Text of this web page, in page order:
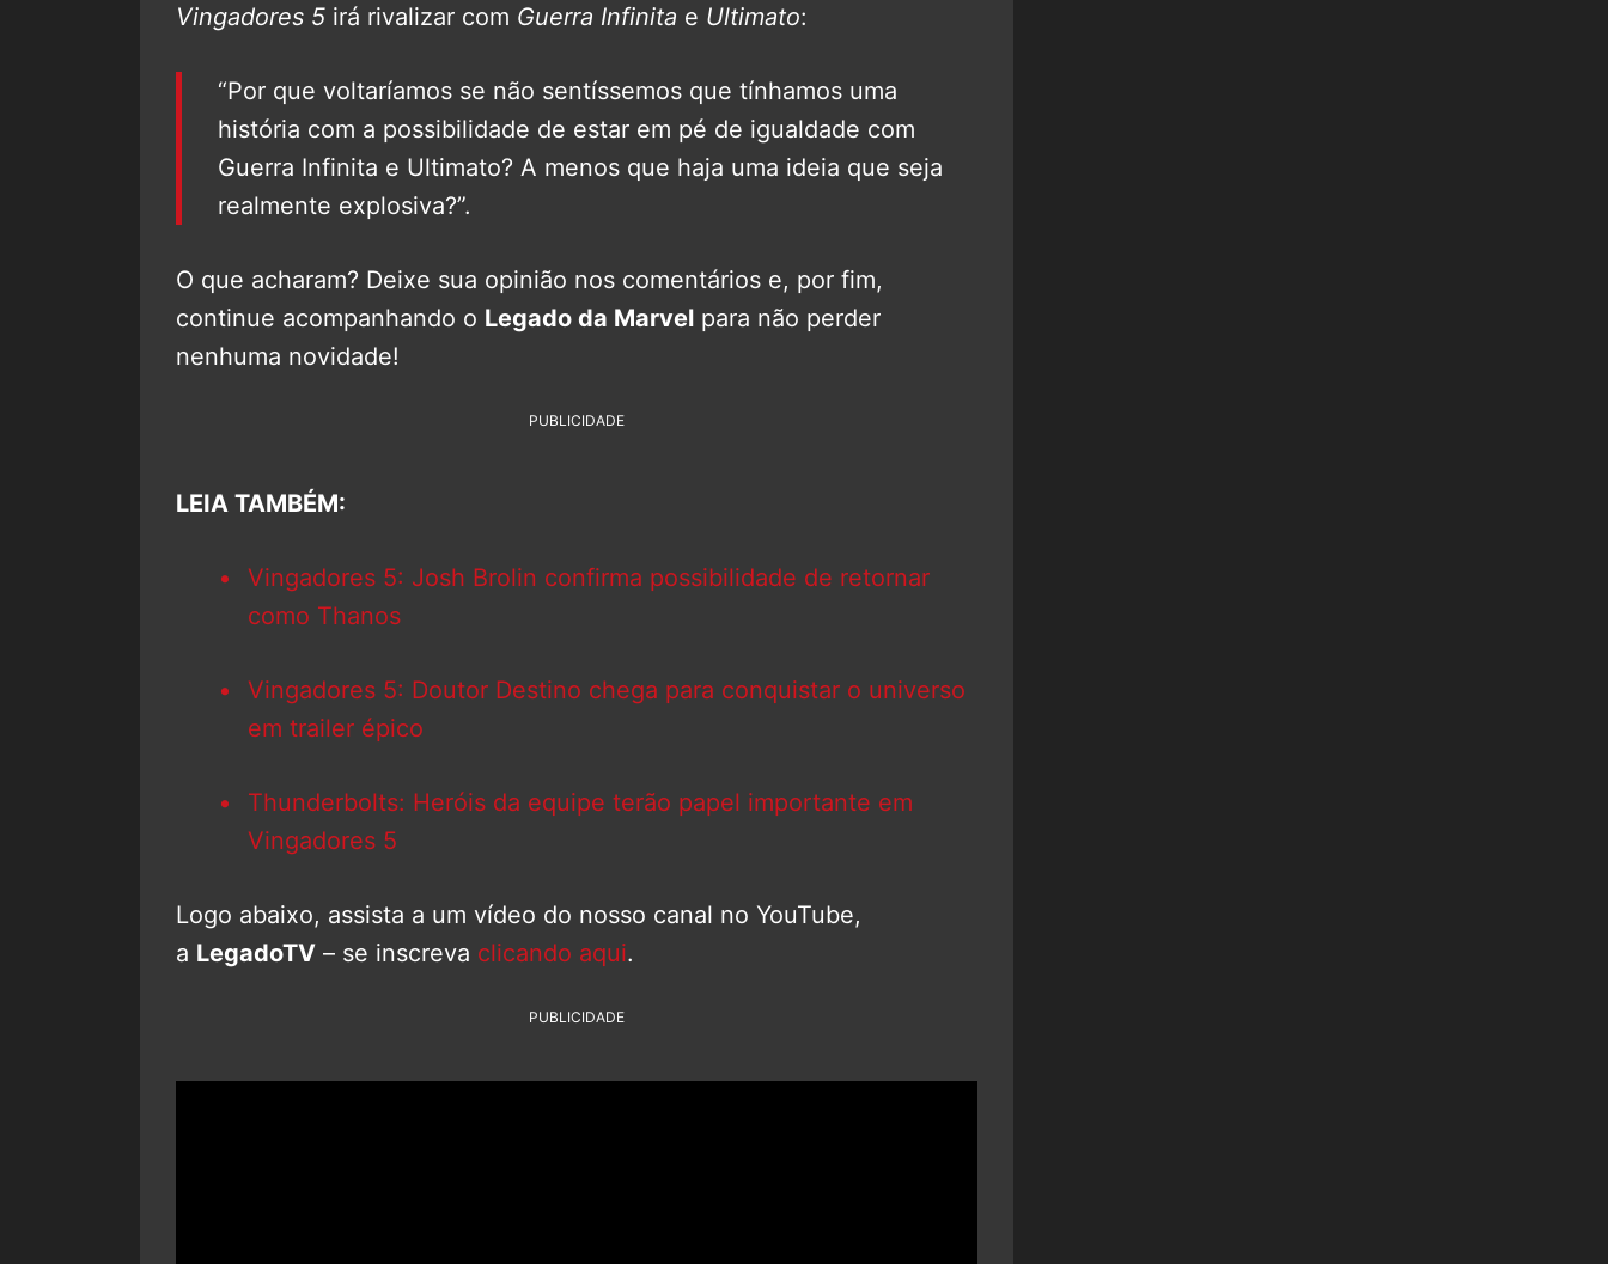
Vingadores 5 irá rivalizar com Guerra Infinita e Ultimato:
“Por que voltaríamos se não sentíssemos que tínhamos uma
história com a possibilidade de estar em pé de igualdade com
Guerra Infinita e Ultimato? A menos que haja uma ideia que seja
realmente explosiva?”.
O que acharam? Deixe sua opinião nos comentários e, por fim,
continue acompanhando o Legado da Marvel para não perder
nenhuma novidade!
PUBLICIDADE
LEIA TAMBÉM:
Vingadores 5: Josh Brolin confirma possibilidade de retornar
como Thanos
Vingadores 5: Doutor Destino chega para conquistar o universo
em trailer épico
Thunderbolts: Heróis da equipe terão papel importante em
Vingadores 5
Logo abaixo, assista a um vídeo do nosso canal no YouTube,
a LegadoTV – se inscreva clicando aqui.
PUBLICIDADE